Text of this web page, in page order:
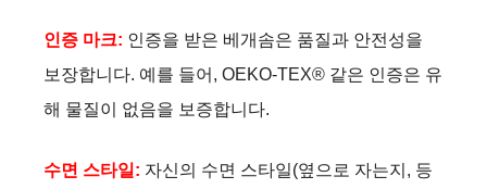
인증 마크: 인증을 받은 베개솜은 품질과 안전성을
보장합니다. 예를 들어, OEKO-TEX® 같은 인증은 유
해 물질이 없음을 보증합니다.
수면 스타일: 자신의 수면 스타일(옆으로 자는지, 등